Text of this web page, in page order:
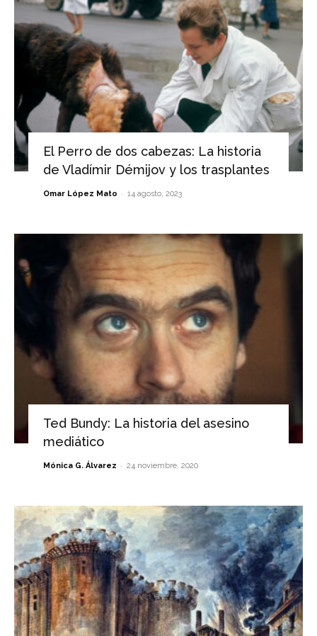
El Perro de dos cabezas: La historia
de Vladímir Démijov y los trasplantes
Omar López Mato - 14 agosto, 2023
Ted Bundy: La historia del asesino
mediático
Mónica G. Álvarez - 24 noviembre, 2020